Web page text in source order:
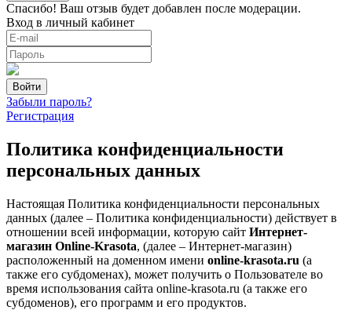
Спасибо! Ваш отзыв будет добавлен после модерации.
Вход в личный кабинет
Забыли пароль?
Регистрация
Политика конфиденциальности
персональных данных
Настоящая Политика конфиденциальности персональных
данных (далее – Политика конфиденциальности) действует в
отношении всей информации, которую сайт Интернет-
магазин Online-Krasota, (далее – Интернет-магазин)
расположенный на доменном имени online-krasota.ru (а
также его субдоменах), может получить о Пользователе во
время использования сайта online-krasota.ru (а также его
субдоменов), его программ и его продуктов.